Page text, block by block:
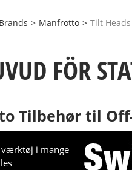
Brands > Manfrotto > Tilt Heads
FÖR
Tilbehør til
værktøj i mange